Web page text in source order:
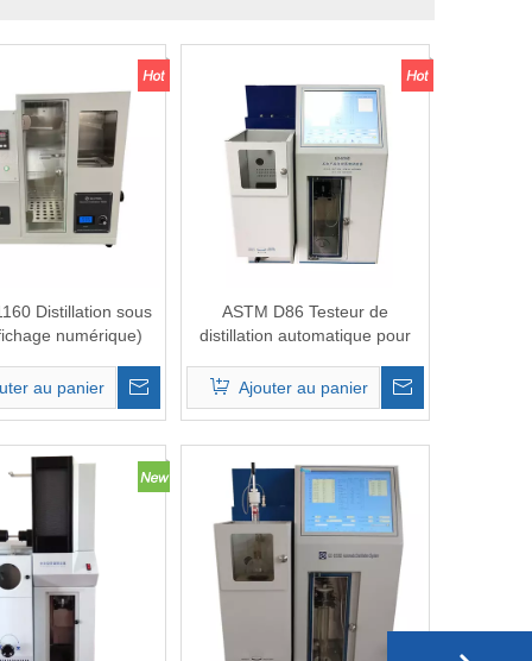
Distillation sous
numérique)
au panier
ASTM D86 Testeur de
distillation automatique pour
Ajouter au panier